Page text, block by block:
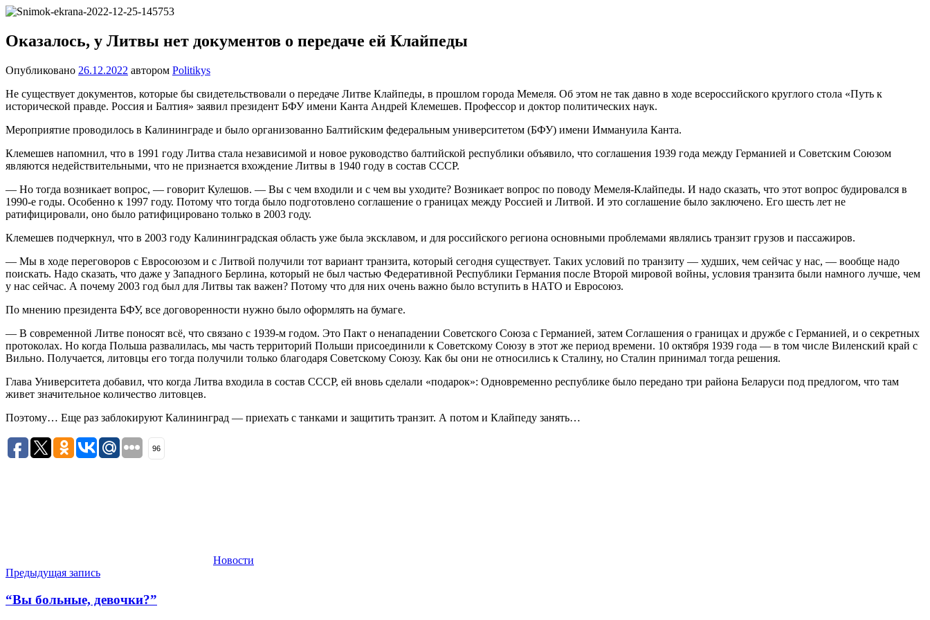
Перейти
содержимому
один
сайт
WordPress
Оказалось, у Литвы нет документов о передаче ей Клайпеды
Опубликовано 26.12.2022 автором Politikys
Не существует документов, которые бы свидетельствовали о передаче Литве Клайпеды, в прошлом города Мемеля. Об этом не так давно в ходе всероссийского круглого стола «Путь к
исторической правде. Россия и Балтия» заявил президент БФУ имени Канта Андрей Клемешев. Профессор и доктор политических наук.
Мероприятие проводилось в Калининграде и было организованно Балтийским федеральным университетом (БФУ) имени Иммануила Канта.
Клемешев напомнил, что в 1991 году Литва стала независимой и новое руководство балтийской республики объявило, что соглашения 1939 года между Германией и Советским Союзом
являются недействительными, что не признается вхождение Литвы в 1940 году в состав СССР.
— Но тогда возникает вопрос, — говорит Кулешов. — Вы с чем входили и с чем вы уходите? Возникает вопрос по поводу Мемеля-Клайпеды. И надо сказать, что этот вопрос будировался в
1990-е годы. Особенно к 1997 году. Потому что тогда было подготовлено соглашение о границах между Россией и Литвой. И это соглашение было заключено. Его шесть лет не
ратифицировали, оно было ратифицировано только в 2003 году.
Клемешев подчеркнул, что в 2003 году Калининградская область уже была эксклавом, и для российского региона основными проблемами являлись транзит грузов и пассажиров.
— Мы в ходе переговоров с Евросоюзом и с Литвой получили тот вариант транзита, который сегодня существует. Таких условий по транзиту — худших, чем сейчас у нас, — вообще надо
поискать. Надо сказать, что даже у Западного Берлина, который не был частью Федеративной Республики Германия после Второй мировой войны, условия транзита были намного лучше, чем
у нас сейчас. А почему 2003 год был для Литвы так важен? Потому что для них очень важно было вступить в НАТО и Евросоюз.
По мнению президента БФУ, все договоренности нужно было оформлять на бумаге.
— В современной Литве поносят всё, что связано с 1939-м годом. Это Пакт о ненападении Советского Союза с Германией, затем Соглашения о границах и дружбе с Германией, и о секретных
протоколах. Но когда Польша развалилась, мы часть территорий Польши присоединили к Советскому Союзу в этот же период времени. 10 октября 1939 года — в том числе Виленский край с
Вильно. Получается, литовцы его тогда получили только благодаря Советскому Союзу. Как бы они не относились к Сталину, но Сталин принимал тогда решения.
Глава Университета добавил, что когда Литва входила в состав СССР, ей вновь сделали «подарок»: Одновременно республике было передано три района Беларуси под предлогом, что там
живет значительное количество литовцев.
Поэтому… Еще раз заблокируют Калининград — приехать с танками и защитить транзит. А потом и Клайпеду занять…
96
Новости
Навигация
по
Предыдущая запись
“Вы больные, девочки?”